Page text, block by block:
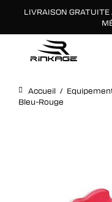
LIVRAISON
Accueil /
Bleu-Rouge